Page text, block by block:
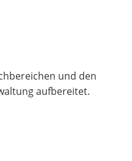
und den
aufbereitet.